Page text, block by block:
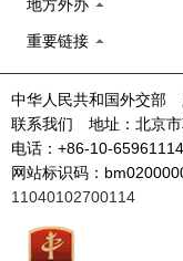
地方外办
重要链接
中华人民共和国外交部
联系我们 地址：北京
电话：+86-10-65961114
网站标识码：
11040102700114